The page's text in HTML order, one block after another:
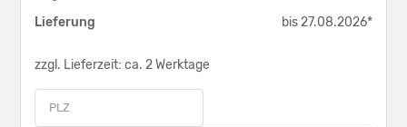
Lieferung bis 27.08.2026*
zzgl. Lieferzeit: ca. 2 Werktage